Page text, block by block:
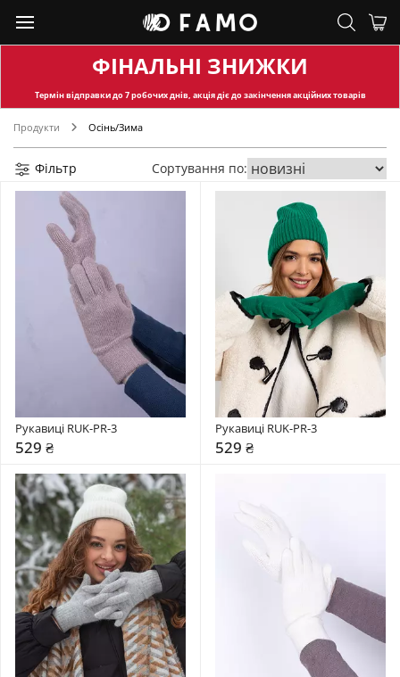
ФІНАЛЬНІ ЗНИЖКИ
Термін відправкидо 7 робочих днів, акція діє до закінчення акційних товарів
Продукти Осінь/Зима
Фільтр Сортування по:
Рукавиці RUK-PR-3
529 ₴
Рукавиці RUK-PR-3
529 ₴